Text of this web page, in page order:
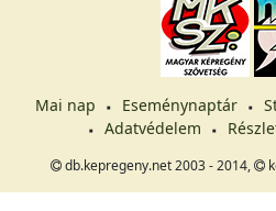
Mai nap Eseménynaptár
Adatvédelem
db.kepregeny.net 2003 - 2014,